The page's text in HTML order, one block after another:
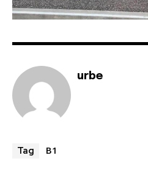
urbe
Tag B1